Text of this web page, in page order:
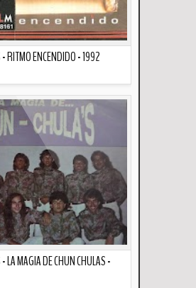
RITMO ENCENDIDO - 1992
LA MAGIA DE CHUN CHULAS -